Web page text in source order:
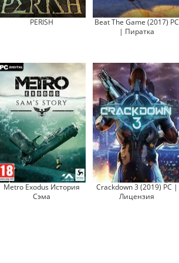
PERISH
Beat The Game (2017) PC
| Пиратка
Metro Exodus История
Сэма
Crackdown 3 (2019) PC |
Лицензия